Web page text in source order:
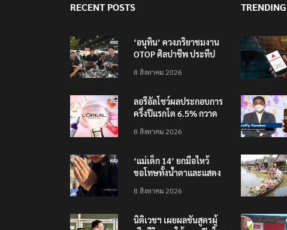
RECENT POSTS
‘อนุทิน’ ควงภริยาชมงาน
OTOP ศิลปาชีพ ประทีป
8 สิงหาคม 2026
ลอรีอัลโชว์ผลประกอบการ
ครึ่งปีแรกโต 6.5% กวาด
คว้าไลเซนส์ ‘กุชชี่’ 50 ปี
ตลาดไทย
8 สิงหาคม 2026
‘แม่เด็ก 14’ ยกมือไหว้
ขอโทษทั้งน้ำตาและแสดง
เสียชีวิต
8 สิงหาคม 2026
นิติเวชฯ เผยผลชันสูตรผู้